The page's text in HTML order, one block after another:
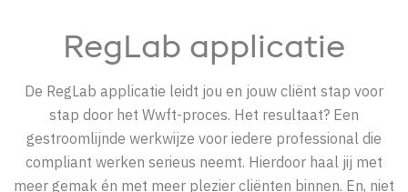
RegLab applicatie
De RegLab applicatie leidt jou en jouw cliënt stap voor
stap door het Wwft-proces. Het resultaat? Een
gestroomlijnde werkwijze voor iedere professional die
compliant werken serieus neemt. Hierdoor haal jij met
meer gemak én met meer plezier cliënten binnen. En, niet